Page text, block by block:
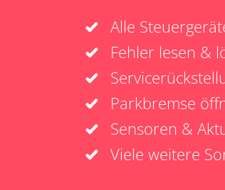
Alle
Fehler lesen &
Parkbremse
Sensoren &
Viele weitere